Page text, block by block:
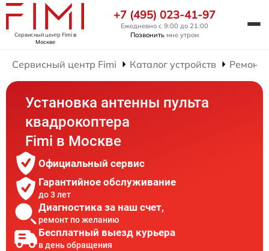
Сервисный центр Fimiв
Москве
+7 (495) 023-41-97
Ежедневно с 9:00 до 21:00
Позвонить мне утром
Сервисный центр Fimi Каталог устройств Ремонт
Установка антенны пульта
квадрокоптера
Fimi в Москве
Официальный сервис
Гарантийное обслуживание
до 3 лет
Диагностика за наш счет,
ремонт по желанию
Бесплатный выезд курьера
в день обращения